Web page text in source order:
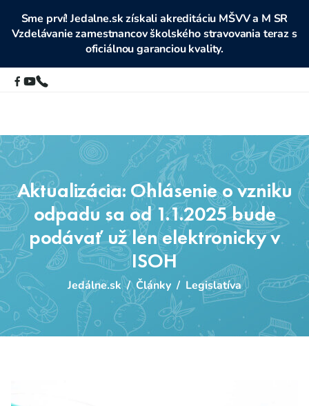
Sme prví! Jedalne.sk získali akreditáciu MŠVV a M SR
Vzdelávanie zamestnancov školského stravovania teraz s
oficiálnou garanciou kvality.
Aktualizácia: Ohlásenie o vzniku
odpadu sa od 1.1.2025 bude
podávať už len elektronicky v
ISOH
Jedálne.sk / Články / Legislatíva